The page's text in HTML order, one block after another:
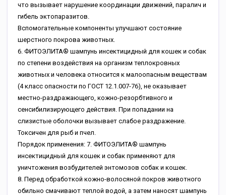
что вызывает нарушение координации движений, паралич и
гибель эктопаразитов.
Вспомогательные компоненты улучшают состояние
шерстного покрова животных.
6. ФИТОЭЛИТА® шампунь инсектицидный для кошек и собак
по степени воздействия на организм теплокровных
животных и человека относится к малоопасным веществам
(4 класс опасности по ГОСТ 12.1.007-76), не оказывает
местно-раздражающего, кожно-резорбтивного и
сенсибилизирующего действия. При попадании на
слизистые оболочки вызывает слабое раздражение.
Токсичен для рыб и пчел.
Порядок применения: 7. ФИТОЭЛИТА® шампунь
инсектицидный для кошек и собак применяют для
уничтожения возбудителей энтомозов собак и кошек.
8. Перед обработкой кожно-волосяной покров животного
обильно смачивают теплой водой, а затем наносят шампунь